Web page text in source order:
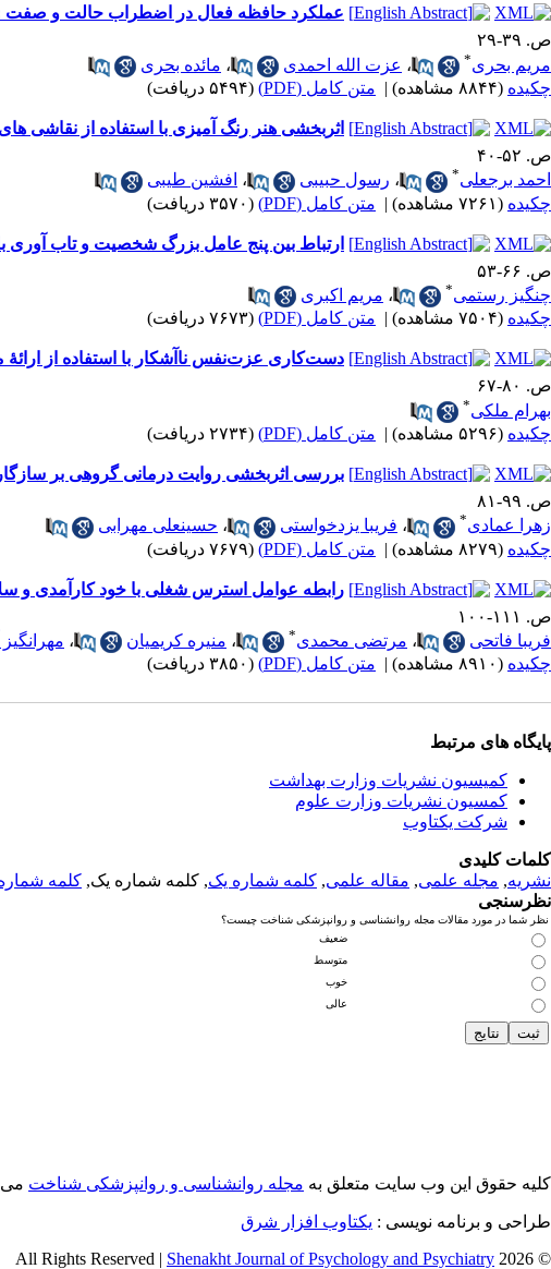
عملکرد حافظه فعال در اضطراب حالت و صفت :
ص. ۳۹-۲۹
مریم بحری* ، عزت الله احمدی ، مائده بحری
چکیده (۸۸۴۴ مشاهده) | متن کامل (PDF) (۵۴۹۴ دریافت)
اثربخشی هنر رنگ آمیزی با استفاده از
ص. ۵۲-۴۰
احمد برجعلی* ، رسول حبیبی ، افشین طیبی
چکیده (۷۲۶۱ مشاهده) | متن کامل (PDF) (۳۵۷۰ دریافت)
ارتباط بین پنج عامل بزرگ شخصیت و تاب آوری
ص. ۶۶-۵۳
چنگیز رستمی* ، مریم اکبری
چکیده (۷۵۰۴ مشاهده) | متن کامل (PDF) (۷۶۷۳ دریافت)
دست‌کاری عزت‌نفس ناآشکار با استفاده از
ص. ۸۰-۶۷
بهرام ملکی*
چکیده (۵۲۹۶ مشاهده) | متن کامل (PDF) (۲۷۳۴ دریافت)
بررسی اثربخشی روایت درمانی گروهی بر
ص. ۹۹-۸۱
زهرا عمادی* ، فریبا یزدخواستی ، حسینعلی مهرابی
چکیده (۸۲۷۹ مشاهده) | متن کامل (PDF) (۷۶۷۹ دریافت)
رابطه عوامل استرس شغلی با خود کارآمدی و
ص. ۱۱۱-۱۰۰
فریبا فاتحی
، مرتضی محمدی* ، منیره کریمیان ،
چکیده (۸۹۱۰ مشاهده) | متن کامل (PDF) (۳۸۵۰ دریافت)
پایگاه های مرتبط
کمیسیون نشریات وزارت بهداشت
کمسیون نشریات وزارت علوم
شرکت یکتاوب
کلمات کلیدی
نشریه, مجله علمی, مقاله علمی, کلمه شماره یک, کلمه شماره یک, کلمه
نظرسنجی
نظر شما در مورد مقالات مجله روانشناسی و روانپزشکی شناخت چیست؟
ضعیف
متوسط
خوب
عالی
کلیه حقوق این وب سایت متعلق به مجله روانشناسی و روانپزشکی شناخت می
طراحی و برنامه نویسی : یکتاوب افزار شرق
© 2026 All Rights Reserved |
Shenakht Journal of Psychology and Psychiatry